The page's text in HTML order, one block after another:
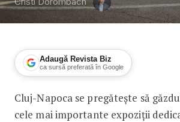
Adaugă Revista Biz
ca sursă preferată în Google
Autorulote de peste 2,5
Cluj-Napoca se pregătește să
cele mai importante expoziții